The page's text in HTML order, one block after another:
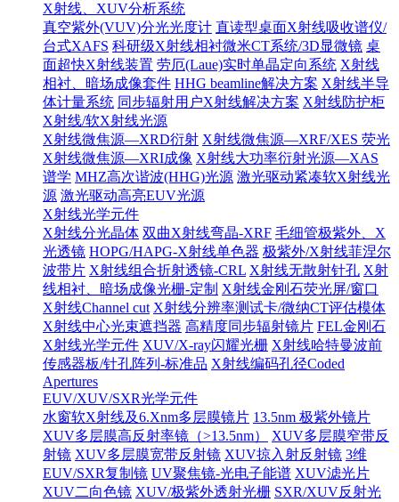
X射线、XUV分析系统
真空紫外(VUV)分光光度计 直读型桌面X射线吸收谱仪/
台式XAFS 科研级X射线相衬微米CT系统/3D显微镜 桌
面超快X射线装置 劳厄(Laue)实时单晶定向系统 X射线
相衬、暗场成像套件 HHG beamline解决方案 X射线半导
体计量系统 同步辐射用户X射线解决方案 X射线防护柜
X射线/软X射线光源
X射线微焦源—XRD衍射 X射线微焦源—XRF/XES 荧光
X射线微焦源—XRI成像 X射线大功率衍射光源—XAS
谱学 MHZ高次谐波(HHG)光源 激光驱动紧凑软X射线光
源 激光驱动高亮EUV光源
X射线光学元件
X射线分光晶体 双曲X射线弯晶-XRF 毛细管极紫外、X
光透镜 HOPG/HAPG-X射线单色器 极紫外/X射线菲涅尔
波带片 X射线组合折射透镜-CRL X射线无散射针孔 X射
线相衬、暗场成像光栅-定制 X射线金刚石荧光屏/窗口
X射线Channel cut X射线分辨率测试卡/微纳CT评估模体
X射线中心光束遮挡器 高精度同步辐射镜片 FEL金刚石
X射线光学元件 XUV/X-ray闪耀光栅 X射线哈特曼波前
传感器板/针孔阵列-标准品 X射线编码孔径Coded
Apertures
EUV/XUV/SXR光学元件
水窗软X射线及6.Xnm多层膜镜片 13.5nm 极紫外镜片
XUV多层膜高反射率镜（>13.5nm）
XUV多层膜窄带反
射镜 XUV多层膜宽带反射镜 XUV掠入射反射镜 3维
EUV/SXR复制镜 UV聚焦镜-光电子能谱 XUV滤光片
XUV二向色镜 XUV/极紫外透射光栅 SXR/XUV反射光